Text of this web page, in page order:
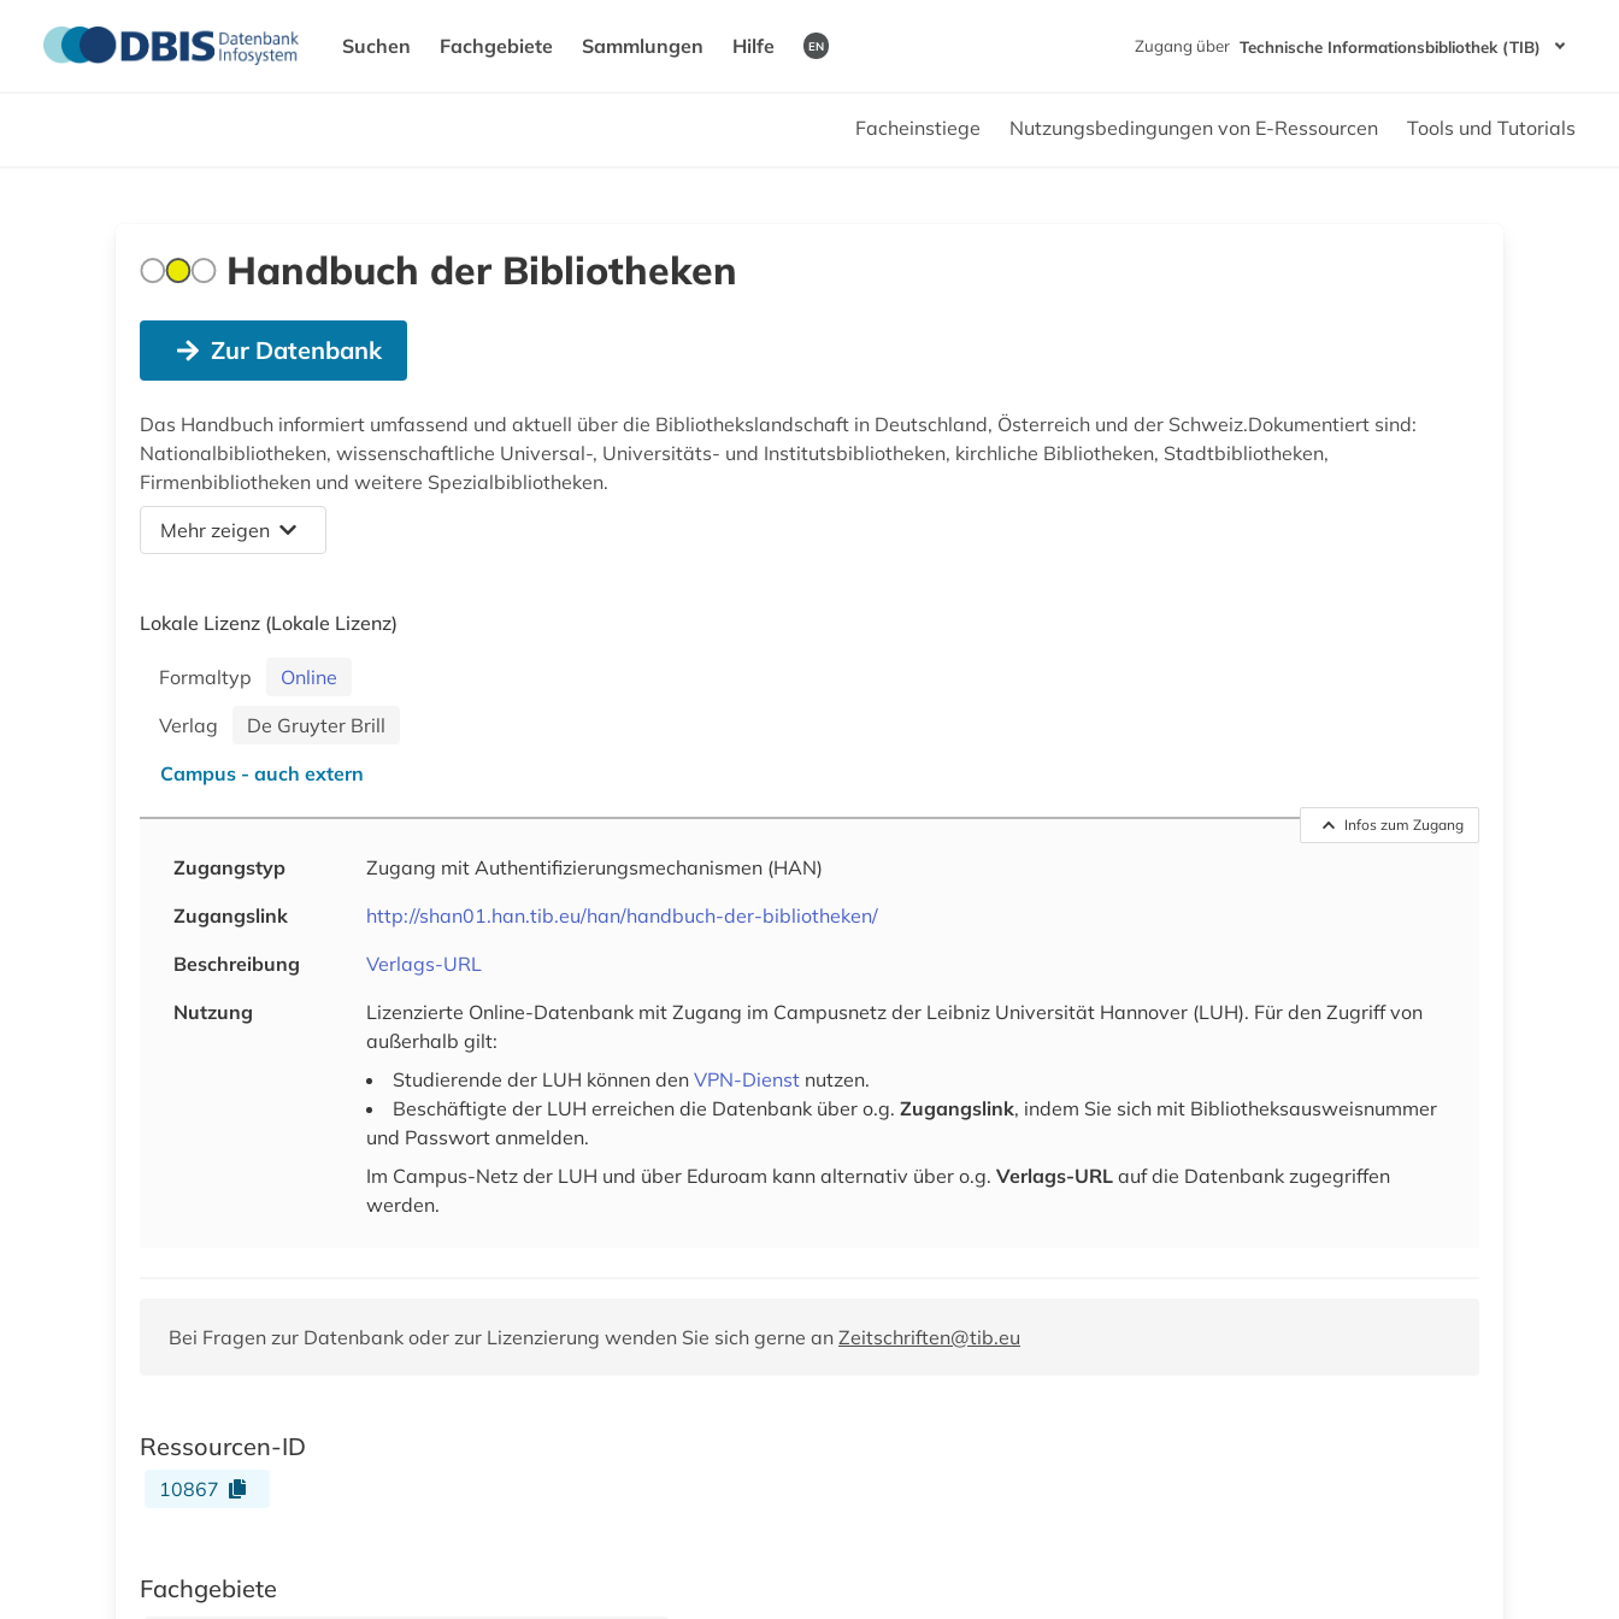
Suchen Fachgebiete Sammlungen Hilfe EN Zugang über Technische Informationsbibliothek (TIB)
Facheinstiege Nutzungsbedingungen von E-Ressourcen Tools und Tutorials
Handbuch der Bibliotheken
Zur Datenbank
Das Handbuch informiert umfassend und aktuell über die Bibliothekslandschaft in Deutschland, Österreich und der Schweiz.Dokumentiert sind:
Nationalbibliotheken, wissenschaftliche Universal-, Universitäts- und Institutsbibliotheken, kirchliche Bibliotheken, Stadtbibliotheken,
Firmenbibliotheken und weitere Spezialbibliotheken.
Mehr zeigen
Lokale Lizenz (Lokale Lizenz)
Formaltyp
Online
Verlag
De Gruyter Brill
Campus - auch extern
Infos zum Zugang
Zugangstyp Zugang mit Authentifizierungsmechanismen (HAN)
Zugangslink
http://shan01.han.tib.eu/han/handbuch-der-bibliotheken/
Beschreibung
Verlags-URL
Nutzung
Lizenzierte Online-Datenbank mit Zugang im Campusnetz der Leibniz Universität Hannover (LUH). Für den Zugriff von
außerhalb gilt:
Studierende der LUH können den VPN-Dienst nutzen.
Beschäftigte der LUH erreichen die Datenbank über o.g. Zugangslink, indem Sie sich mit Bibliotheksausweisnummer
und Passwort anmelden.
Im Campus-Netz der LUH und über Eduroam kann alternativ über o.g. Verlags-URL auf die Datenbank zugegriffen
werden.
Bei Fragen zur Datenbank oder zur Lizenzierung wenden Sie sich gerne an Zeitschriften@tib.eu
Ressourcen-ID
10867
Fachgebiete